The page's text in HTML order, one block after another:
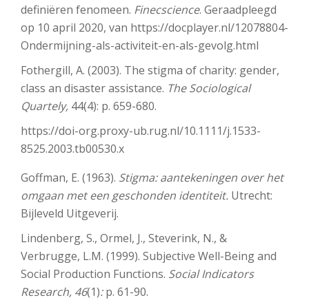
definiëren fenomeen. Finecscience. Geraadpleegd
op 10 april 2020, van https://docplayer.nl/12078804-
Ondermijning-als-activiteit-en-als-gevolg.html
Fothergill, A. (2003). The stigma of charity: gender,
class an disaster assistance. The Sociological
Quartely, 44(4): p. 659-680.
https://doi-org.proxy-ub.rug.nl/10.1111/j.1533-
8525.2003.tb00530.x
Goffman, E. (1963). Stigma: aantekeningen over het
omgaan met een geschonden identiteit. Utrecht:
Bijleveld Uitgeverij.
Lindenberg, S., Ormel, J., Steverink, N., &
Verbrugge, L.M. (1999). Subjective Well-Being and
Social Production Functions. Social Indicators
Research, 46(1):p. 61-90.